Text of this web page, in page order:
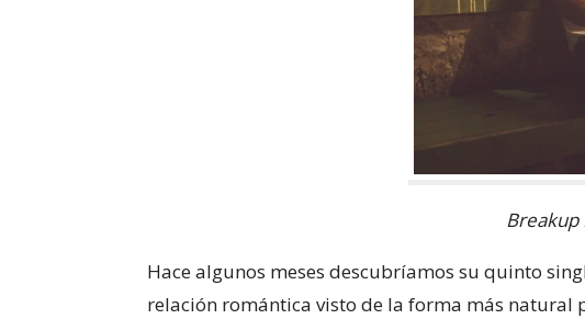
Breakup
Hace algunos meses descubríamos su quinto
relación romántica visto de la forma más natural